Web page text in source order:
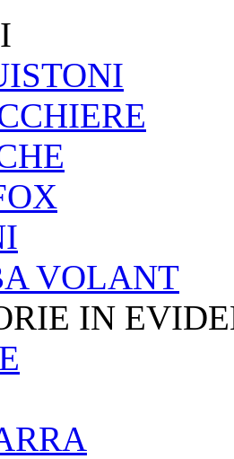
VOLANT
IN